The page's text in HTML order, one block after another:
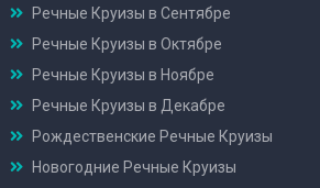
Речные Круизы в Сентябре
Речные Круизы в Октябре
Речные Круизы в Ноябре
Речные Круизы в Декабре
Рождественские Речные Круизы
Новогодние Речные Круизы